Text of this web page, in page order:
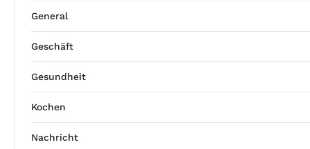
General
Geschäft
Gesundheit
Kochen
Nachricht